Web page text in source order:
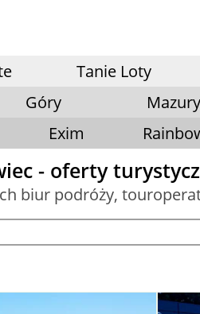
Tanie Loty
Góry Mazury
Exim
- oferty
biur podróży,